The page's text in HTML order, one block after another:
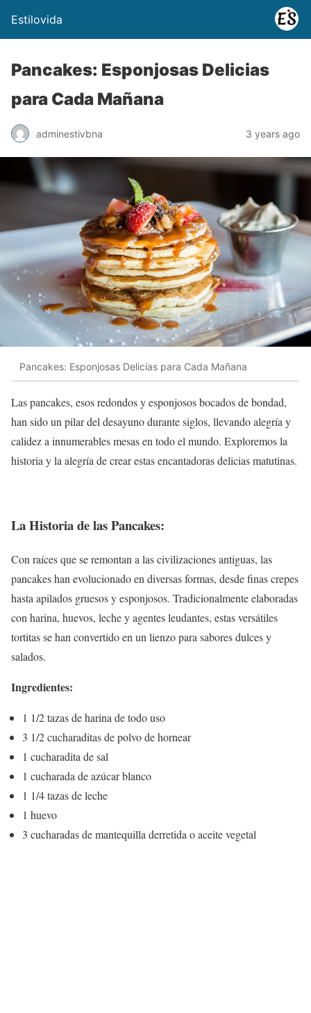
Estilovida
Pancakes: Esponjosas Delicias
para Cada Mañana
adminestivbna 3 years ago
Pancakes: Esponjosas Delicias para Cada Mañana
Las pancakes, esos redondos y esponjosos bocados de bondad,
han sido un pilar del desayuno durante siglos, llevando alegría y
calidez a innumerables mesas en todo el mundo. Exploremos la
historia y la alegría de crear estas encantadoras delicias matutinas.
La Historia de las Pancakes:
Con raíces que se remontan a las civilizaciones antiguas, las
pancakes han evolucionado en diversas formas, desde finas crepes
hasta apilados gruesos y esponjosos. Tradicionalmente elaboradas
con harina, huevos, leche y agentes leudantes, estas versátiles
tortitas se han convertido en un lienzo para sabores dulces y
salados.
Ingredientes:
1 1/2 tazas de harina de todo uso
3 1/2 cucharaditas de polvo de hornear
1 cucharadita de sal
1 cucharada de azúcar blanco
1 1/4 tazas de leche
1 huevo
3 cucharadas de mantequilla derretida o aceite vegetal